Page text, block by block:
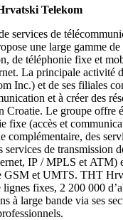
Telekom
services de
une large gamme de
de téléphonie fixe et
La principale activité
Inc.) et de ses filiales
et à créer des
Croatie. Le groupe offre
fixe (accès et
complémentaire, des
de transmission
IP / MPLS et ATM)
GSM et UMTS. THT
fixes, 2 200 000
à large bande via ses